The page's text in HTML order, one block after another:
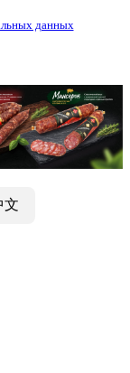
данных
文